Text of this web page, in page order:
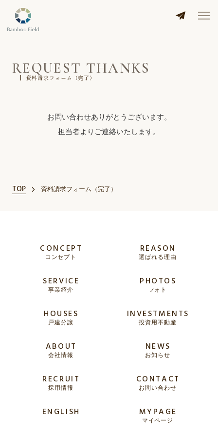
REQUEST THANKS
資料請求フォーム（完了）
お問い合わせありがとうございます。
担当者よりご連絡いたします。
TOP 資料請求フォーム（完了）
CONCEPT
コンセプト
REASON
選ばれる理由
SERVICE
事業紹介
PHOTOS
フォト
HOUSES
戸建分譲
INVESTMENTS
投資用不動産
ABOUT
会社情報
NEWS
お知らせ
RECRUIT
採用情報
CONTACT
お問い合わせ
ENGLISH MYPAGE
マイページ